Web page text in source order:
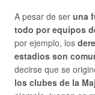
A pesar de ser una
todo por equipos
por ejemplo, los
estadios son
decirse que se
los clubes de la